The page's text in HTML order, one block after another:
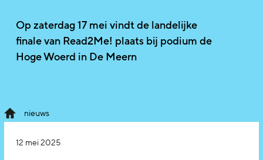
Op zaterdag 17 mei vindt de landelijke
finale van Read2Me! plaats bij podium de
Hoge Woerd in De Meern
nieuws
12 mei 2025